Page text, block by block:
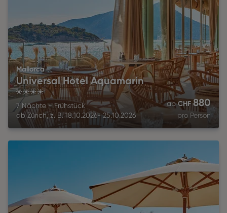
Mallorca
Universal Hotel Aquamarin
4
7 Nächte+Frühstück
ab Zürich, z. B. 18.10.2026- 25.10.2026
ab CHF880
pro Person